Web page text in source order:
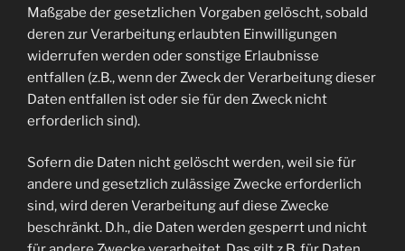
Maßgabe der gesetzlichen Vorgaben gelöscht, sobald
deren zur Verarbeitung erlaubten Einwilligungen
widerrufen werden oder sonstige Erlaubnisse
entfallen (z.B., wenn der Zweck der Verarbeitung dieser
Daten entfallen ist oder sie für den Zweck nicht
erforderlich sind).
Sofern die Daten nicht gelöscht werden, weil sie für
andere und gesetzlich zulässige Zwecke erforderlich
sind, wird deren Verarbeitung auf diese Zwecke
beschränkt. D.h., die Daten werden gesperrt und nicht